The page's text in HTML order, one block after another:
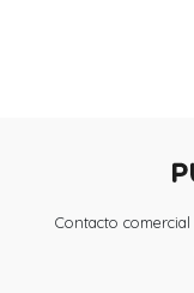
Contacto comercial